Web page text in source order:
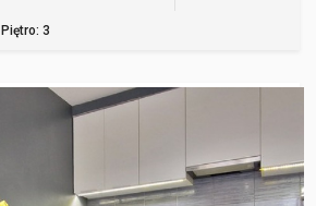
Piętro: 3